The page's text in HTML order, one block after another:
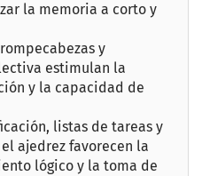
la memoria a corto y
y
estimulan la
y la capacidad de
listas de tareas y
ajedrez favorecen la
lógico y la toma de